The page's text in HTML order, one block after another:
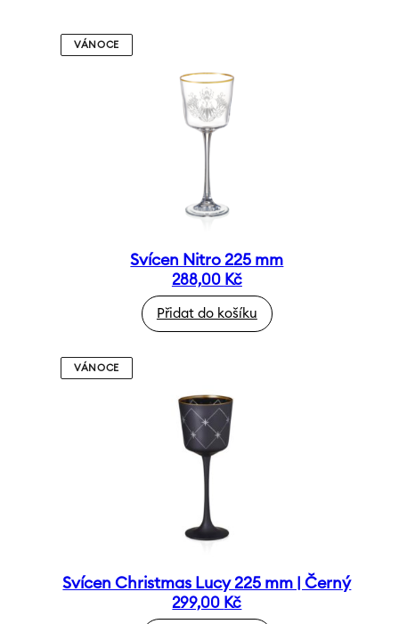
VÁNOCE
Svícen Nitro 225 mm
288,00 Kč
Přidat do košíku
VÁNOCE
Svícen Christmas Lucy 225 mm | Černý
299,00 Kč